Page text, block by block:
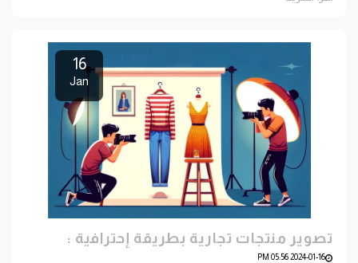
16
Jan
تصوير منتجات تجارية بطريقة إحترافية :
2024-01-16 05:56 PM